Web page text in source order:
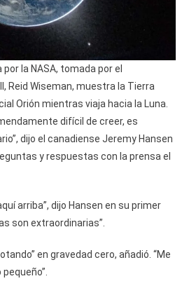
la NASA, tomada por el
Reid Wiseman, muestra la Tierra
Orión mientras viaja hacia la Luna.
difícil de creer, es
dijo el canadiense Jeremy Hansen
y respuestas con la prensa el
arriba”, dijo Hansen en su primer
son extraordinarias”.
en gravedad cero, añadió. “Me